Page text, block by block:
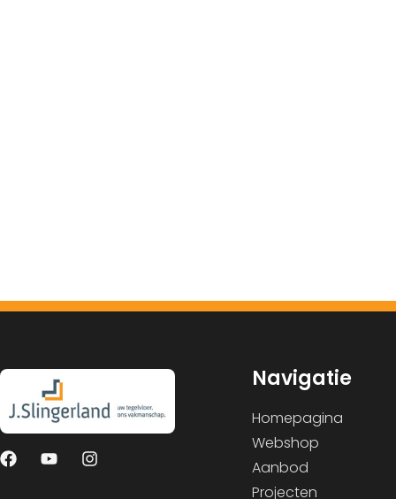
Navigatie
Homepagina
Webshop
Aanbod
Projecten